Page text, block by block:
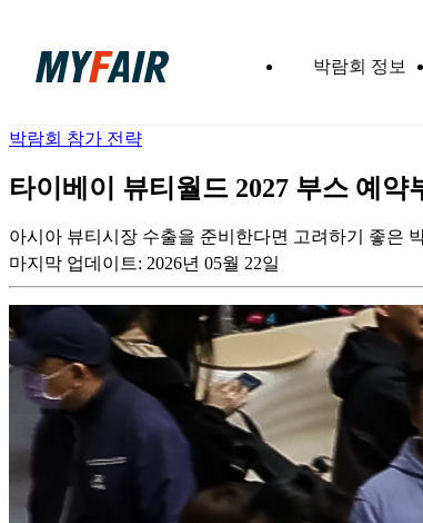
박람회 정보
박람회 참가 전략
타이베이 뷰티월드 2027 부스 예약
아시아 뷰티시장 수출을 준비한다면 고려하기 좋은
마지막 업데이트: 2026년 05월 22일